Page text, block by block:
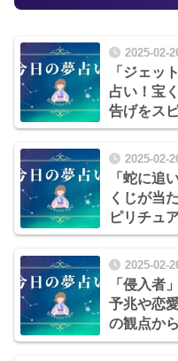
2025-02-
「ジェッ
占い！宝
告げをス
2025-02-
「蛇に追
くじが当
ピリチュ
2025-02-
「侵入者
予兆や恋
の観点か